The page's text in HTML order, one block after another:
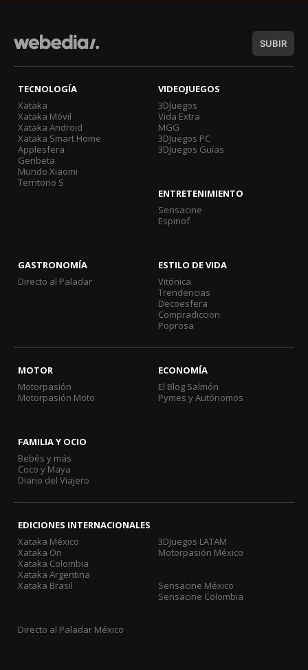
SUBIR
TECNOLOGÍA
Xataka
Xataka Móvil
Xataka Android
Xataka Smart Home
Applesfera
Genbeta
Mundo Xiaomi
Territorio S
VIDEOJUEGOS
3DJuegos
Vida Extra
MGG
3DJuegos PC
3DJuegos Guías
ENTRETENIMIENTO
Sensacine
Espinof
GASTRONOMÍA
Directo al Paladar
ESTILO DE VIDA
Vitónica
Trendencias
Decoesfera
Compradiccion
Poprosa
MOTOR
Motorpasión
Motorpasión Moto
ECONOMÍA
El Blog Salmón
Pymes y Autónomos
FAMILIA Y OCIO
Bebés y más
Coco y Maya
Diario del Viajero
EDICIONES INTERNACIONALES
Xataka México
Xataka On
Xataka Colombia
Xataka Argentina
Xataka Brasil
3DJuegos LATAM
Motorpasión México
Sensacine México
Sensacine Colombia
Directo al Paladar México